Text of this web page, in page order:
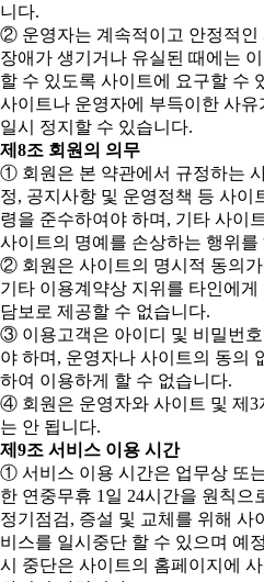
니다.
② 운영자는 계속적이고 안정적인
장애가 생기거나 유실된 때에는
할 수 있도록 사이트에 요구할 수
사이트나 운영자에 부득이한 사
일시 정지할 수 있습니다.
제8조 회원의 의무
① 회원은 본 약관에서 규정하는
정, 공지사항 및 운영정책 등 사이
령을 준수하여야 하며, 기타 사이
사이트의 명예를 손상하는 행위를
② 회원은 사이트의 명시적 동의
기타 이용계약상 지위를 타인에
담보로 제공할 수 없습니다.
③ 이용고객은 아이디 및 비밀번
야 하며, 운영자나 사이트의 동의
하여 이용하게 할 수 없습니다.
④ 회원은 운영자와 사이트 및 제3
는 안 됩니다.
제9조 서비스 이용 시간
① 서비스 이용 시간은 업무상 또
한 연중무휴 1일 24시간을 원칙으
정기점검, 증설 및 교체를 위해 사
비스를 일시중단 할 수 있으며 예
시 중단은 사이트의 홈페이지에